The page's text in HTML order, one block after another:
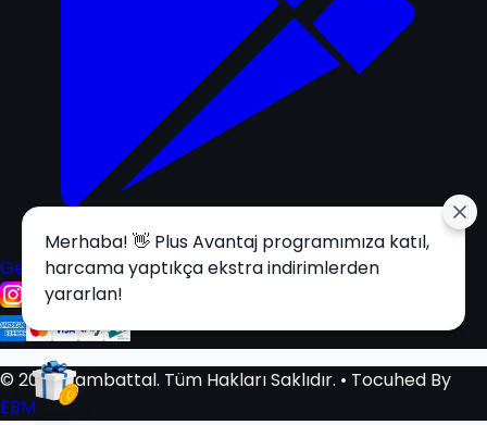
Get it onGoogle Play
© 2025 Tambattal. Tüm Hakları Saklıdır. • Tocuhed By
EBM
Merhaba! 👋 Plus Avantaj programımıza katıl,
harcama yaptıkça ekstra indirimlerden
yararlan!